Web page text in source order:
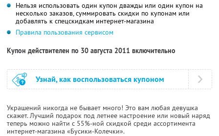
Нельзя использовать один купон дважды или один купон на
несколько заказов, суммировать скидки по купонам или
добавлять к спецскидкам интернет-магазина
Правила пользования сервисом
Купон действителен по 30 августа 2011 включительно
Узнай, как воспользоваться купоном
Украшений никогда не бывает много! Это вам любая девушка
скажет. Лучший подарок под летнее настроение или новый наряд
теперь можно найти с 55%-ной скидкой среди ассортимента
интернет-магазина «Бусики-Колечки».